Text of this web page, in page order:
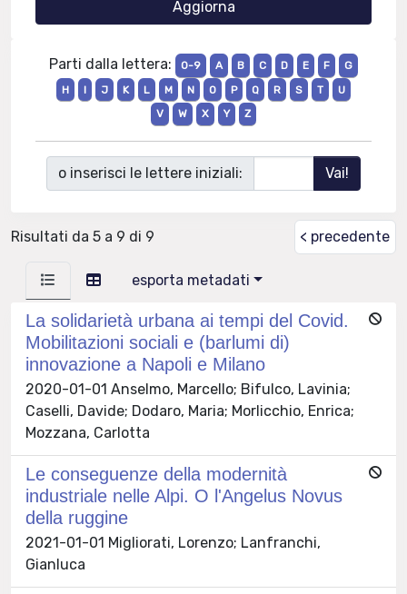
Parti dalla lettera: 0-9 A B C D E F
G
H
I J K L M N O P Q R S T
U
V
W X Y Z
o inserisci le lettere iniziali:
Risultati da 5 a 9 di 9 < precedente
esporta metadati
La solidarietà urbana ai tempi del Covid.
Mobilitazioni sociali e (barlumi di)
innovazione a Napoli e Milano
2020-01-01 Anselmo, Marcello; Bifulco, Lavinia;
Caselli, Davide; Dodaro, Maria; Morlicchio, Enrica;
Mozzana, Carlotta
Le conseguenze della modernità
industriale nelle Alpi. O l'Angelus Novus
della ruggine
2021-01-01 Migliorati, Lorenzo; Lanfranchi,
Gianluca